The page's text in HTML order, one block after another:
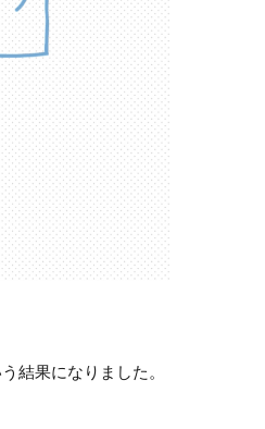
結果になりました。